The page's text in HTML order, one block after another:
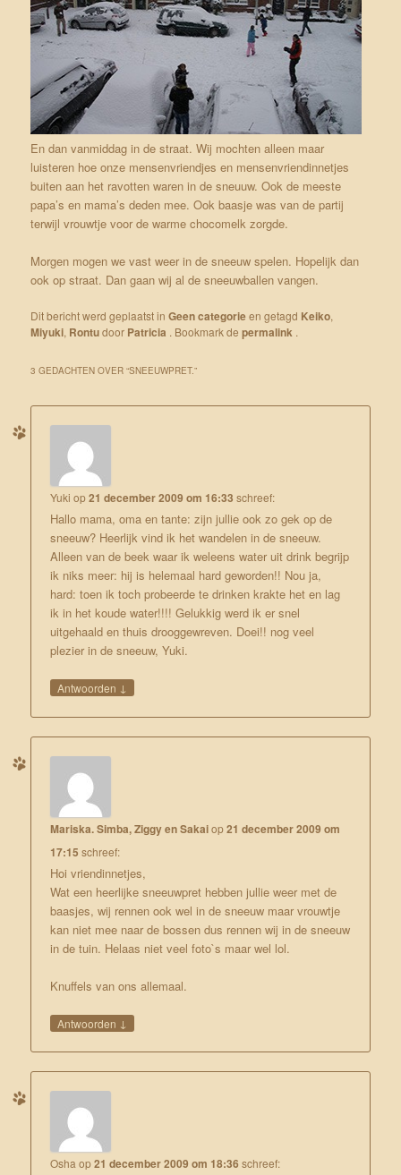
En dan vanmiddag in de straat. Wij mochten alleen maar
luisteren hoe onze mensenvriendjes en mensenvriendinnetjes
buiten aan het ravotten waren in de sneuuw. Ook de meeste
papa’s en mama’s deden mee. Ook baasje was van de partij
terwijl vrouwtje voor de warme chocomelk zorgde.
Morgen mogen we vast weer in de sneeuw spelen. Hopelijk dan
ook op straat. Dan gaan wij al de sneeuwballen vangen.
Dit bericht werd geplaatst inGeen categorieen getagd Keiko,
Miyuki, Rontudoor Patricia . Bookmark depermalink .
3 GEDACHTEN OVER “SNEEUWPRET.”
Yuki op21 december 2009 om 16:33 schreef:
Hallo mama, oma en tante: zijn jullie ook zo gek op de
sneeuw? Heerlijk vind ik het wandelen in de sneeuw.
Alleen van de beek waar ik weleens water uit drink begrijp
ik niks meer: hij is helemaal hard geworden!! Nou ja,
hard: toen ik toch probeerde te drinken krakte het en lag
ik in het koude water!!!! Gelukkig werd ik er snel
uitgehaald en thuis drooggewreven. Doei!! nog veel
plezier in de sneeuw, Yuki.
Antwoorden ↓
Mariska. Simba, Ziggy en Sakaiop21 december 2009 om
17:15 schreef:
Hoi vriendinnetjes,
Wat een heerlijke sneeuwpret hebben jullie weer met de
baasjes, wij rennen ook wel in de sneeuw maar vrouwtje
kan niet mee naar de bossen dus rennen wij in de sneeuw
in de tuin. Helaas niet veel foto`s maar wel lol.
Knuffels van ons allemaal.
Antwoorden ↓
Osha op21 december 2009 om 18:36 schreef: